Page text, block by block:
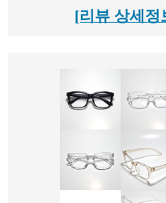
[리뷰 상세정